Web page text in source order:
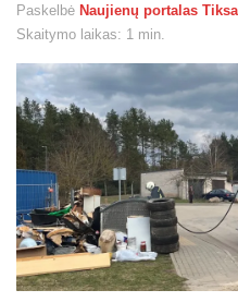
Paskelbė Naujienų portalas
Skaitymo laikas: 1 min.